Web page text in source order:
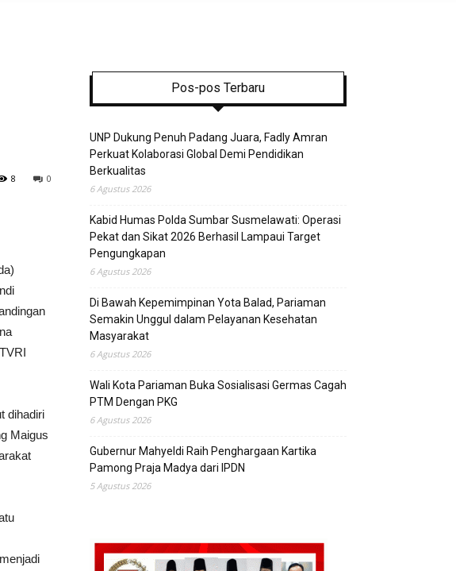
0
8
dihadiri
Maigus
Pos-pos Terbaru
UNP Dukung Penuh Padang Juara, Fadly Amran
Perkuat Kolaborasi Global Demi Pendidikan
Berkualitas
6 Agustus 2026
Kabid Humas Polda Sumbar Susmelawati: Operasi
Pekat dan Sikat 2026 Berhasil Lampaui Target
Pengungkapan
6 Agustus 2026
Di Bawah Kepemimpinan Yota Balad, Pariaman
Semakin Unggul dalam Pelayanan Kesehatan
Masyarakat
6 Agustus 2026
Wali Kota Pariaman Buka Sosialisasi Germas Cagah
PTM Dengan PKG
6 Agustus 2026
Gubernur Mahyeldi Raih Penghargaan Kartika
Pamong Praja Madya dari IPDN
5 Agustus 2026